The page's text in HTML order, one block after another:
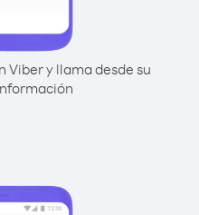
Viber y llama desde su